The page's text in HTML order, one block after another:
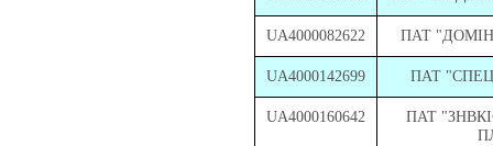
UA4000082622 ПАТ
UA4000142699 ПАТ
UA4000160642
ПАТ